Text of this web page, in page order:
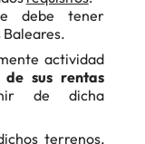
debe tener
Baleares.
actividad
de sus rentas
de dicha
terrenos,